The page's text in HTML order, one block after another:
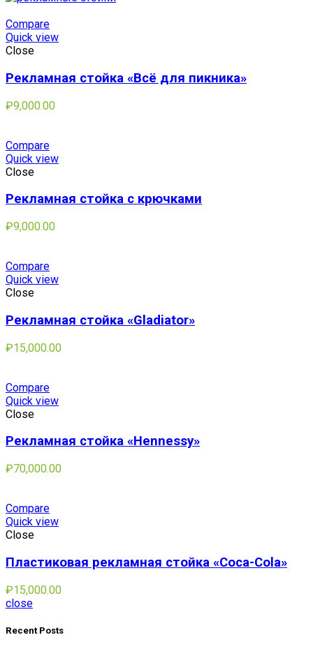
Compare
Quick view
Close
Рекламная стойка «Всё для пикника»
₽9,000.00
Compare
Quick view
Close
Рекламная стойка с крючками
₽9,000.00
Compare
Quick view
Close
Рекламная стойка «Gladiator»
₽15,000.00
Compare
Quick view
Close
Рекламная стойка «Hennessy»
₽70,000.00
Compare
Quick view
Close
Пластиковая рекламная стойка «Coca-Cola»
₽15,000.00
close
Recent Posts